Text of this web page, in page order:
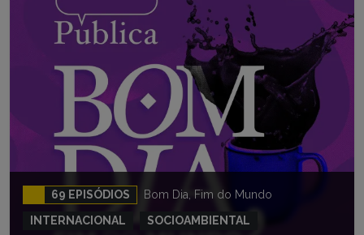
69 EPISÓDIOS
Bom Dia, Fim do Mundo
INTERNACIONAL
SOCIOAMBIENTAL